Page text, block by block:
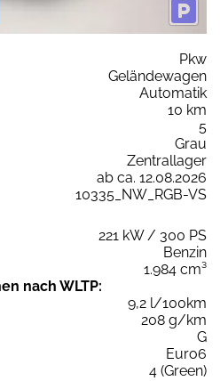
Pkw
Geländewagen
Automatik
10 km
5
Grau
Zentrallager
ab ca. 12.08.2026
10335_NW_RGB-VS
221 kW / 300 PS
Benzin
1.984 cm³
nach WLTP:
9,2 l/100km
208 g/km
G
Euro6
4 (Green)